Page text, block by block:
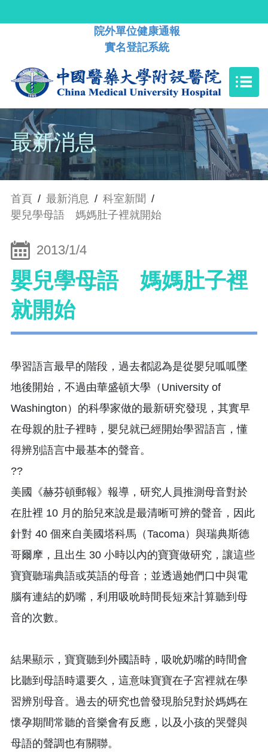
院外單位健康通報
實名登記系統
最新消息
首頁 / 最新消息 / 科室新聞 /
嬰兒學母語 媽媽肚子裡就開始
2013/1/4
嬰兒學母語 媽媽肚子裡
就開始
學習語言最早的階段，過去都認為是從嬰兒呱呱墜
地後開始，不過由華盛頓大學（University of
Washington）的科學家做的最新研究發現，其實早
在母親的肚子裡時，嬰兒就已經開始學習語言，懂
得辨別語言中最基本的聲音。
??
美國《赫芬頓郵報》報導，研究人員推測母音對於
在肚裡 10 月的胎兒來說是最清晰可辨的聲音，因此
針對 40 個來自美國塔科馬（Tacoma）與瑞典斯德
哥爾摩，且出生 30 小時以內的寶寶做研究，讓這些
寶寶聽瑞典語或英語的母音；並透過她們口中與電
腦有連結的奶嘴，利用吸吮時間長短來計算聽到母
音的次數。
結果顯示，寶寶聽到外國語時，吸吮奶嘴的時間會
比聽到母語時還要久，這意味寶寶在子宮裡就在學
習辨別母音。過去的研究也曾發現胎兒對於媽媽在
懷孕期間常聽的音樂會有反應，以及小孩的哭聲與
母語的聲調也有關聯。